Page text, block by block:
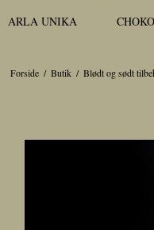
ARLA UNIKA
Forside / Butik / Blødt og sødt